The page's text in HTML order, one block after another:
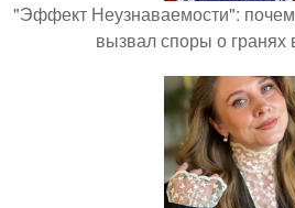
"Эффект Неузнаваемости":
вызвал споры о гранях